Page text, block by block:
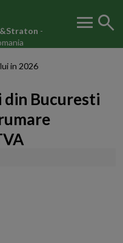
-
menu search
in 2026
Bucuresti